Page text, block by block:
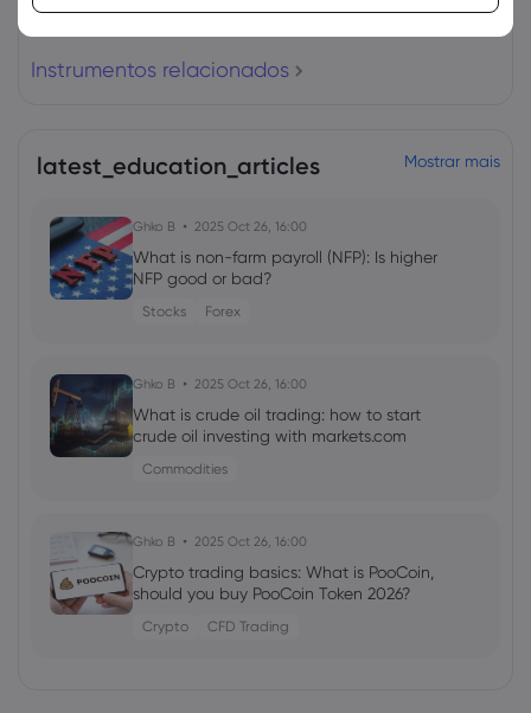
Instrumentos relacionados
latest_education_articles Mostrar mais
Ghko B 2025 Oct 26, 16:00
What is non-farm payroll (NFP): Is higher
NFP good or bad?
Stocks Forex
Ghko B 2025 Oct 26, 16:00
What is crude oil trading: how to start
crude oil investing with markets.com
Commodities
Ghko B 2025 Oct 26, 16:00
Crypto trading basics: What is PooCoin,
should you buy PooCoin Token 2026?
Crypto CFD Trading